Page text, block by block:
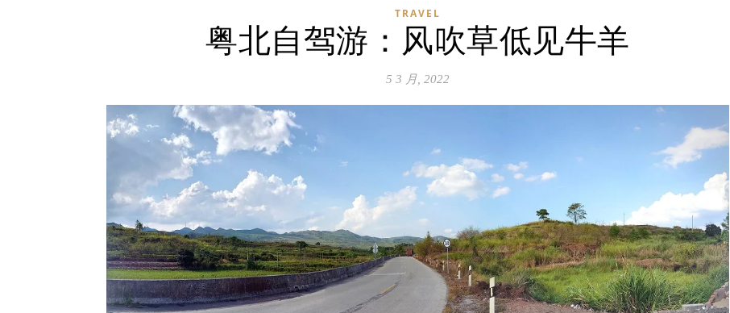
TRAVEL
粤北自驾游：风吹草低见牛羊
5 3 月, 2022